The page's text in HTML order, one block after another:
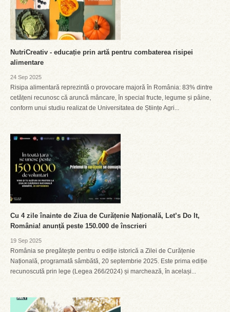
NutriCreativ - educație prin artă pentru combaterea risipei
alimentare
24 Sep 2025
Risipa alimentară reprezintă o provocare majoră în România: 83% dintre
cetățeni recunosc că aruncă mâncare, în special fructe, legume și pâine,
conform unui studiu realizat de Universitatea de Științe Agri...
Cu 4 zile înainte de Ziua de Curățenie Națională, Let’s Do It,
România! anunță peste 150.000 de înscrieri
19 Sep 2025
România se pregătește pentru o ediție istorică a Zilei de Curățenie
Națională, programată sâmbătă, 20 septembrie 2025. Este prima ediție
recunoscută prin lege (Legea 266/2024) și marchează, în același...